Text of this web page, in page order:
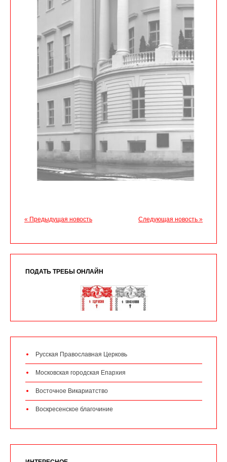
« Предыдущая новость Следующая новость »
ПОДАТЬ ТРЕБЫ ОНЛАЙН
Русская Православная Церковь
Московская городская Епархия
Восточное Викариатство
Воскресенское благочиние